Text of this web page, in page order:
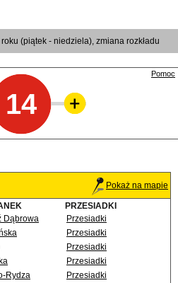
(piątek - niedziela), zmiana rozkładu
14
Pomoc
Pokaż na mapie
PRZESIADKI
Dąbrowa
Przesiadki
Przesiadki
Przesiadki
Przesiadki
Rydza
Przesiadki